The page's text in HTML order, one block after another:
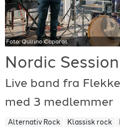
Logg inn
Registrer artist
Gigplanet
Foto:Quirino Caparas
Nordic Session
Live band fra
med 3 medlemmer
Alternativ Rock Klassisk rock